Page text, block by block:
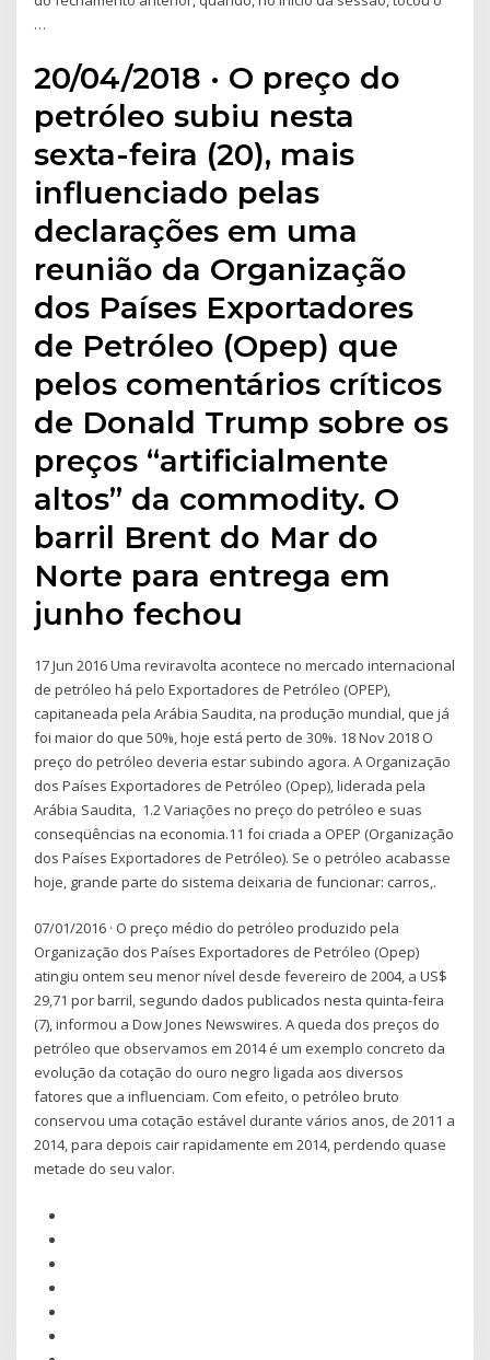
…
20/04/2018 · O preço do
petróleo subiu nesta
sexta-feira (20), mais
influenciado pelas
declarações em uma
reunião da Organização
dos Países Exportadores
de Petróleo (Opep) que
pelos comentários críticos
de Donald Trump sobre os
preços “artificialmente
altos” da commodity. O
barril Brent do Mar do
Norte para entrega em
junho fechou
17 Jun 2016 Uma reviravolta acontece no mercado internacional
de petróleo há pelo Exportadores de Petróleo (OPEP),
capitaneada pela Arábia Saudita, na produção mundial, que já
foi maior do que 50%, hoje está perto de 30%. 18 Nov 2018 O
preço do petróleo deveria estar subindo agora. A Organização
dos Países Exportadores de Petróleo (Opep), liderada pela
Arábia Saudita, 1.2 Variações no preço do petróleo e suas
conseqüências na economia.11 foi criada a OPEP (Organização
dos Países Exportadores de Petróleo). Se o petróleo acabasse
hoje, grande parte do sistema deixaria de funcionar: carros,.
07/01/2016 · O preço médio do petróleo produzido pela
Organização dos Países Exportadores de Petróleo (Opep)
atingiu ontem seu menor nível desde fevereiro de 2004, a US$
29,71 por barril, segundo dados publicados nesta quinta-feira
(7), informou a Dow Jones Newswires. A queda dos preços do
petróleo que observamos em 2014 é um exemplo concreto da
evolução da cotação do ouro negro ligada aos diversos
fatores que a influenciam. Com efeito, o petróleo bruto
conservou uma cotação estável durante vários anos, de 2011 a
2014, para depois cair rapidamente em 2014, perdendo quase
metade do seu valor.